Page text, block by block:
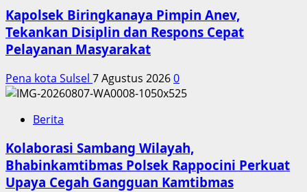
Kapolsek Biringkanaya Pimpin Anev,
Tekankan Disiplin dan Respons Cepat
Pelayanan Masyarakat
Pena kota Sulsel 7 Agustus 20260
Berita
Kolaborasi Sambang Wilayah,
Bhabinkamtibmas Polsek Rappocini Perkuat
Upaya Cegah Gangguan Kamtibmas